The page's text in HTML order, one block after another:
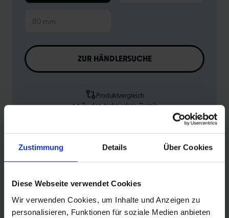
Zustimmung Details Über Cookies
Diese Webseite verwendet Cookies
Wir verwenden Cookies, um Inhalte und Anzeigen zu
personalisieren, Funktionen für soziale Medien anbieten
80 mm
ZUR HÄNDLERSUCHE
Produktvergleich
Zu den technischen Details
PRODUKTINFORMATIONEN